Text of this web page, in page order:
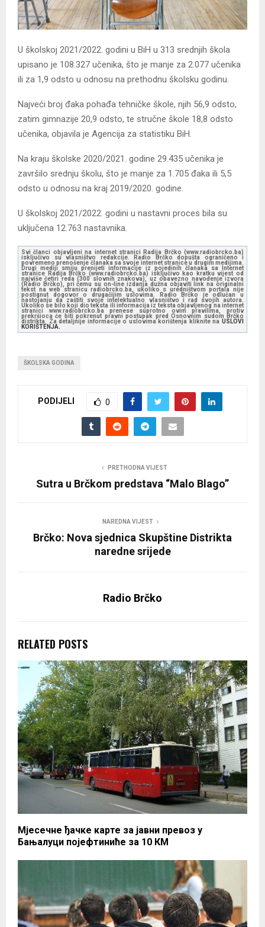
U školskoj 2021/2022. godini u BiH u 313 srednjih škola
upisano je 108.327 učenika, što je manje za 2.077 učenika
ili za 1,9 odsto u odnosu na prethodnu školsku godinu.
Najveći broj đaka pohađa tehničke škole, njih 56,9 odsto,
zatim gimnazije 20,9 odsto, te stručne škole 18,8 odsto
učenika, objavila je Agencija za statistiku BiH.
Na kraju školske 2020/2021. godine 29.435 učenika je
završilo srednju školu, što je manje za 1.705 đaka ili 5,5
odsto u odnosu na kraj 2019/2020. godine.
U školskoj 2021/2022. godini u nastavni proces bila su
uključena 12.763 nastavnika.
Svi članci objavljeni na internet stranici Radija Brčko (www.radiobrcko.ba)
isključivo su vlasništvo redakcije. Radio Brčko dopušta ograničeno i
povremeno prenošenje članaka sa svoje internet stranice u drugim medijima.
Drugi mediji smiju prenijeti informacije iz pojedinih članaka sa Internet
stranice Radija Brčko (www.radiobrcko.ba) isključivo kao kratku vijest od
najviše četiri reda (300 slovnih znakova), uz obavezno navođenje izvora
(Radio Brčko), pri čemu su on-line izdanja dužna objaviti link na originalni
tekst na web stranicu radiobrcko.ba, ukoliko s uredništvom portala nije
postignut dogovor o drugačijim uslovima. Radio Brčko je odlučan u
nastojanju da zaštiti svoje intelektualno vlasništvo i rad svojih autora.
Ukoliko se bilo koji dio teksta ili informacija iz teksta objavljenog na internet
stranici www.radiobrcko.ba prenese suprotno ovim pravilima, protiv
prekršioca će biti pokrenut pravni postupak pred Osnovnim sudom Brčko
distrikta. Za detaljnije informacije o uslovima korištenja kliknite na USLOVI
KORIŠTENJA.
ŠKOLSKA GODINA
PODIJELI 0
PRETHODNA VIJEST
Sutra u Brčkom predstava “Malo Blago”
NAREDNA VIJEST
Brčko: Nova sjednica Skupštine Distrikta
naredne srijede
Radio Brčko
RELATED POSTS
Мјесечне ђачке карте за јавни превоз у
Бањaлуци појефтиниће за 10 КМ